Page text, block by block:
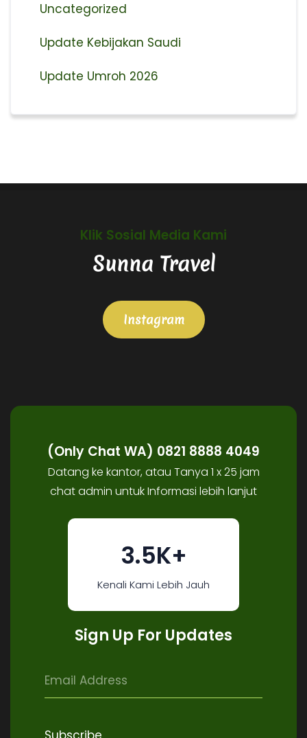
Uncategorized
Update Kebijakan Saudi
Update Umroh 2026
Klik Sosial Media Kami
Sunna Travel
Instagram
(Only Chat WA) 0821 8888 4049
Datang ke kantor, atau Tanya 1 x 25 jam
chat admin untuk Informasi lebih lanjut
3.5K+
Kenali Kami Lebih Jauh
Sign Up For Updates